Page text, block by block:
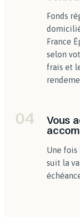
Fonds
France
selon
frais et
04
Vous
Une
suit la